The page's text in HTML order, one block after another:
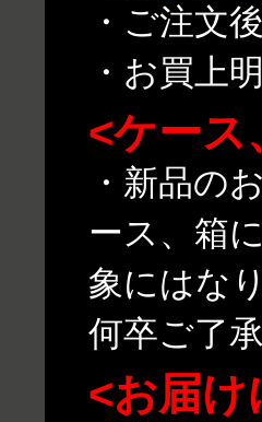
・ご注文
・お買上
<ケース
・新品の
ース、箱
象にはな
何卒ご了
<お届け